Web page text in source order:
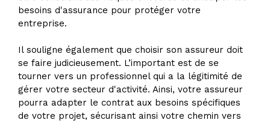
besoins d'assurance pour protéger votre
entreprise.
Il souligne également que choisir son assureur doit
se faire judicieusement. L’important est de se
tourner vers un professionnel qui a la légitimité de
gérer votre secteur d'activité. Ainsi, votre assureur
pourra adapter le contrat aux besoins spécifiques
de votre projet, sécurisant ainsi votre chemin vers